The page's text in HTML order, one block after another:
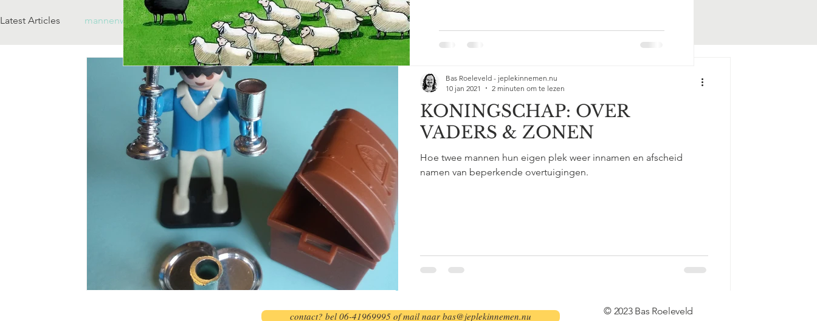
Latest Articles mannenwerk
KONINGSCHAP: OVER
VADERS & ZONEN
Hoe twee mannen hun eigen plek weer innamen en afscheid
namen van beperkende overtuigingen.
Bas Roeleveld - jeplekinnemen.nu
10 jan 2021
2 minuten om te lezen
contact? bel 06-41969995 of mail naar bas@jeplekinnemen.nu © 2023 Bas Roeleveld